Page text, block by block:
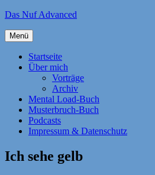
Zum
springen
Das Nuf Advanced
Menü
Startseite
Über mich
Vorträge
Archiv
Mental Load-Buch
Musterbruch-Buch
Podcasts
Impressum & Datenschutz
Ich sehe gelb